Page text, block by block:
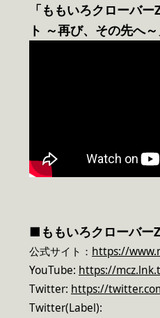
「ももいろクローバ
ト ～再び、その先へ
■ ももいろクローバーZ
公式サイト： https://
YouTube: https://
Twitter: https://
Twitter(Label):